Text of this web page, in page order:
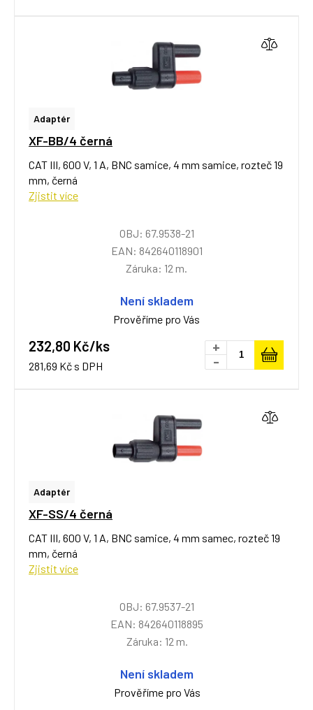
Adaptér
XF-BB/4 černá
CAT III, 600 V, 1 A, BNC samice, 4 mm samice, rozteč 19
mm, černá
Zjistit více
OBJ: 67.9538-21
EAN: 842640118901
Záruka: 12 m.
Není skladem
Prověříme pro Vás
232,80 Kč/ks
281,69 Kč s DPH
+
-
Adaptér
XF-SS/4 černá
CAT III, 600 V, 1 A, BNC samice, 4 mm samec, rozteč 19
mm, černá
Zjistit více
OBJ: 67.9537-21
EAN: 842640118895
Záruka: 12 m.
Není skladem
Prověříme pro Vás